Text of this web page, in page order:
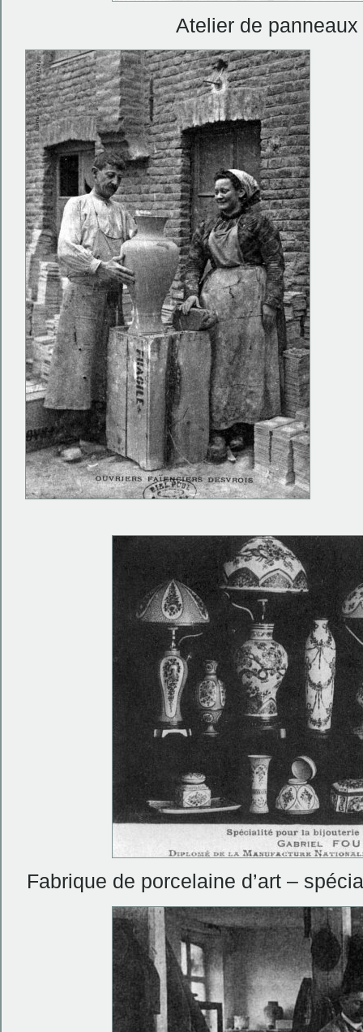
Atelier de
Fabrique de porcelaine d’art –